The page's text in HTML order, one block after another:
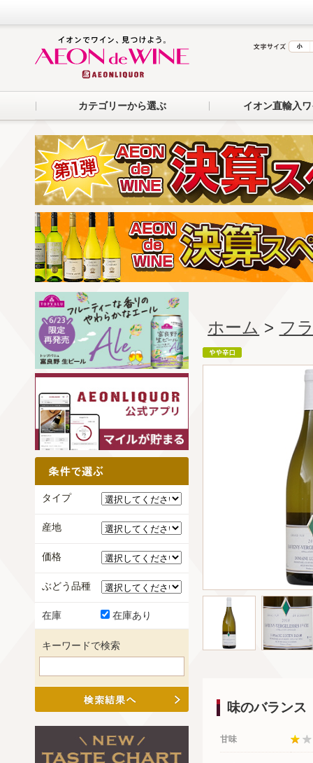
カテゴリーから選ぶ イオン直輸入
ホーム > フ
味のバランス
甘味
タイプ
産地
価格
ぶどう品種
在庫 在庫あり
キーワードで検索